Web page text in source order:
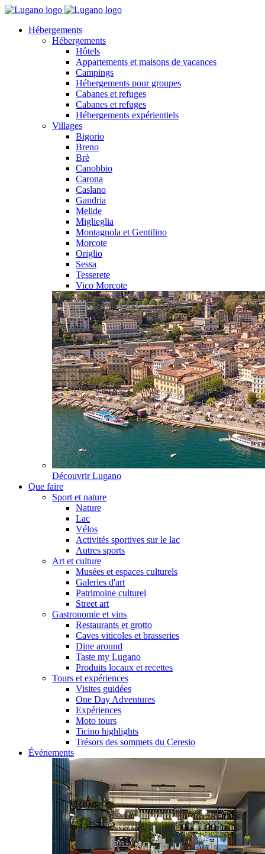
Hébergements
Hébergements
Hôtels
Appartements et maisons de vacances
Campings
Hébergements pour groupes
Cabanes et refuges
Cabanes et refuges
Hébergements expérientiels
Villages
Bigorio
Breno
Brè
Canobbio
Carona
Caslano
Gandria
Melide
Miglieglia
Montagnola et Gentilino
Morcote
Origlio
Sessa
Tesserete
Vico Morcote
Découvrir Lugano
Que faire
Sport et nature
Nature
Lac
Vélos
Activités sportives sur le lac
Autres sports
Art et culture
Musées et espaces culturels
Galeries d'art
Patrimoine culturel
Street art
Gastronomie et vins
Restaurants et grotto
Caves viticoles et brasseries
Dine around
Taste my Lugano
Produits locaux et recettes
Tours et expériences
Visites guidées
One Day Adventures
Expériences
Moto tours
Ticino highlights
Trésors des sommets du Ceresio
Événements